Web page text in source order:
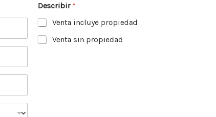
Describir *
Venta incluye propiedad
Venta sin propiedad